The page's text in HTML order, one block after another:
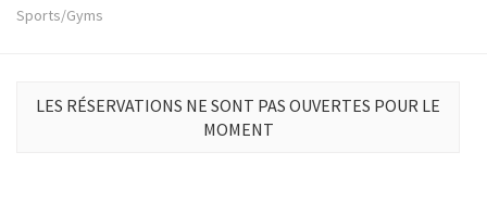
Sports/Gyms
LES RÉSERVATIONS NE SONT PAS OUVERTES POUR LE
MOMENT